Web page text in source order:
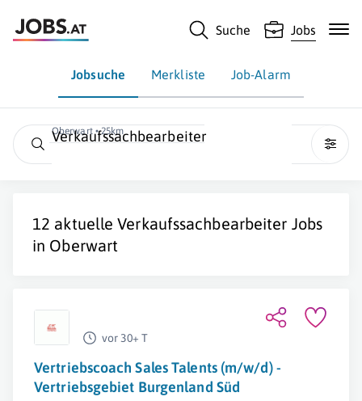
Suche Jobs
Jobsuche Merkliste Job-Alarm
Oberwart • 25km
Verkaufssachbearbeiter
12 aktuelleVerkaufssachbearbeiter Jobs
in Oberwart
vor 30+ T
Vertriebscoach Sales Talents (m/w/d) -
Vertriebsgebiet Burgenland Süd